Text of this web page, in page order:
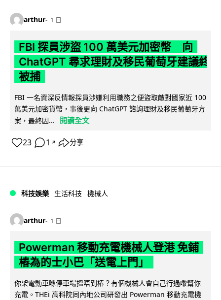
arthur 1 日
FBI 探員涉盜 100 萬美元加密幣 向
ChatGPT 尋求理財及移民葡萄牙建議終
被捕
FBI 一名資深反情報探員涉嫌利用職務之便盜取敵對國家近 100
萬美元加密貨幣，事後更向 ChatGPT 諮詢理財及移民葡萄牙方
案，最終因...
閱讀全文
23 1 ↗ 分享
科技娛樂 生活科技 機械人
arthur 1 日
Powerman 移動充電機械人登港 免鋪
樁為的士小巴「送電上門」
你架電動車喺停車場搵唔到樁？有個機械人會自己行過嚟幫你
充電。THEi 高科院同內地公司研發出 Powerman 移動充電機